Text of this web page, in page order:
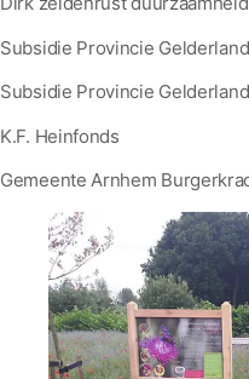
Subsidie Provincie
Subsidie Provincie
K.F. Heinfonds
Gemeente Arnhem